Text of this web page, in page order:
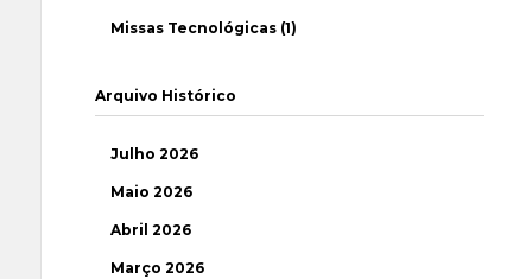
Missas Tecnológicas (1)
Arquivo Histórico
Julho 2026
Maio 2026
Abril 2026
Março 2026